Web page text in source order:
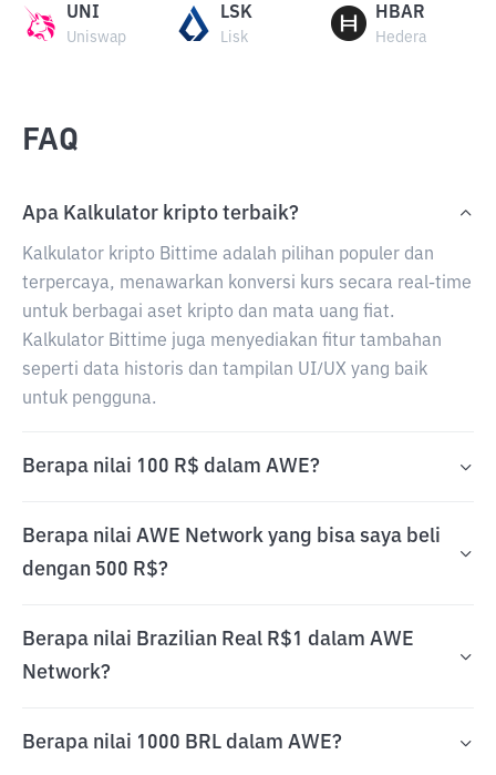
UNI
Uniswap
LSK
Lisk
HBAR
Hedera
FAQ
Apa Kalkulator kripto terbaik?
Kalkulator kripto Bittime adalah pilihan populer dan
terpercaya, menawarkan konversi kurs secara real-time
untuk berbagai aset kripto dan mata uang fiat.
Kalkulator Bittime juga menyediakan fitur tambahan
seperti data historis dan tampilan UI/UX yang baik
untuk pengguna.
Berapa nilai 100 R$ dalam AWE?
Berapa nilai AWE Network yang bisa saya beli
dengan 500 R$?
Berapa nilai Brazilian Real R$1 dalam AWE
Network?
Berapa nilai 1000 BRL dalam AWE?